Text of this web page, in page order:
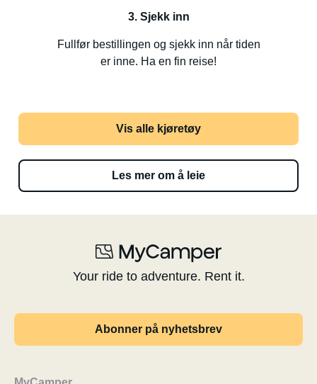
3. Sjekk inn
Fullfør bestillingen og sjekk inn når tiden
er inne. Ha en fin reise!
Vis alle kjøretøy
Les mer om å leie
Your ride to adventure. Rent it.
Abonner på nyhetsbrev